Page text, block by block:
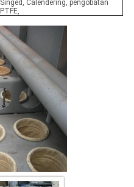
Singed, Calendering, pengobatan
PTFE,